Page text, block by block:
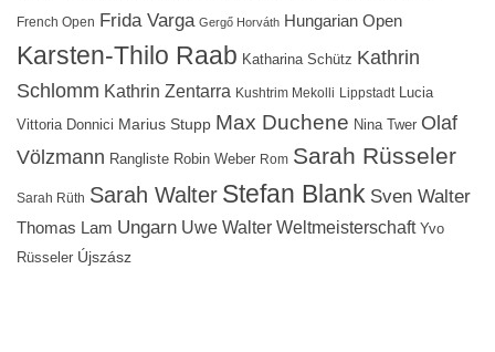
French Open Frida Varga Gergő Horváth Hungarian Open
Karsten-Thilo Raab Katharina Schütz Kathrin
Schlomm Kathrin Zentarra Kushtrim Mekolli Lippstadt
Lucia
Vittoria Donnici Marius Stupp Max Duchene Nina Twer Olaf
Völzmann Rangliste Robin Weber Rom Sarah Rüsseler
Sarah Rüth Sarah Walter Stefan Blank Sven Walter
Thomas Lam Ungarn Uwe Walter Weltmeisterschaft Yvo
Rüsseler Újszász